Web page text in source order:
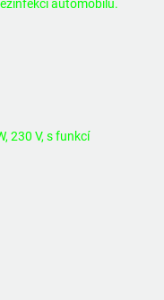
automobilů.
230 V, s funkcí